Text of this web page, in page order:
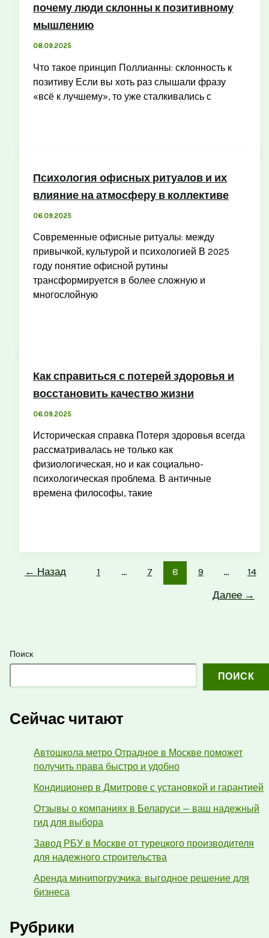
Поиск
ПОИСК
Сейчас читают
Автошкола метро Отрадное в Москве поможет
получить права быстро и удобно
Кондиционер в Дмитрове с установкой и гарантией
Отзывы о компаниях в Беларуси — ваш надежный
гид для выбора
Завод РБУ в Москве от турецкого производителя
для надежного строительства
Аренда минипогрузчика: выгодное решение для
бизнеса
Рубрики
почему люди склонны к позитивному
мышлению
08.09.2025
Что такое принцип Поллианны: склонность к
позитиву Если вы хоть раз слышали фразу
«всё к лучшему», то уже сталкивались с
Психология офисных ритуалов и их
влияние на атмосферу в коллективе
06.09.2025
Современные офисные ритуалы: между
привычкой, культурой и психологией В 2025
году понятие офисной рутины
трансформируется в более сложную и
многослойную
Как справиться с потерей здоровья и
восстановить качество жизни
06.09.2025
Историческая справка Потеря здоровья всегда
рассматривалась не только как
физиологическая, но и как социально-
психологическая проблема. В античные
времена философы, такие
← Назад 1 … 7 8 9 … 14
Далее →